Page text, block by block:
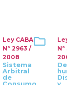
Ley CABA
Nº 2963 /
2008
Sistema
Arbitral
de